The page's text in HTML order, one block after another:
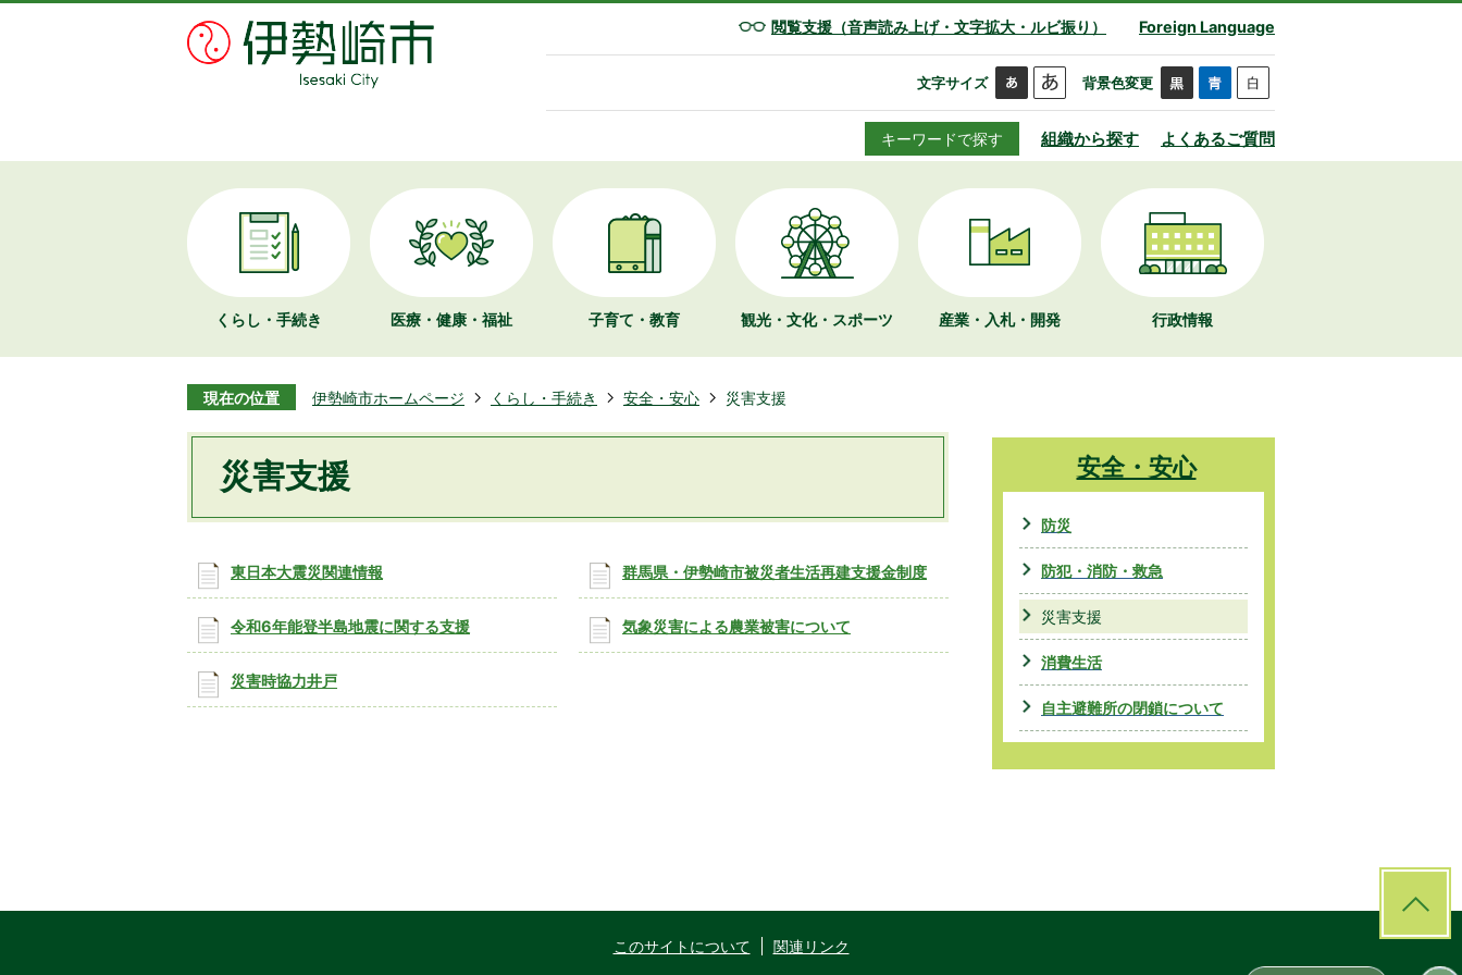
閲覧支援（音声読み上げ・文字拡大・ルビ振り） Foreign Language
文字サイズ 背景色変更
キーワードで探す 組織から探す よくあるご質問
くらし・手続き 医療・健康・福祉 子育て・教育 観光・文化・ スポーツ 産業・入札・開発 行政情報
現在の位置 伊勢崎市ホームページ くらし・手続き 安全・安心 災害支援
災害支援
東日本大震災関連情報 群馬県・伊勢崎市被災者生活再建支援金制度
令和6年能登半島地震に関する支援 気象災害による農業被害について
災害時協力井戸
安全・安心
防災
防犯・消防・救急
災害支援
消費生活
自主避難所の閉鎖について
このサイトについて 関連リンク